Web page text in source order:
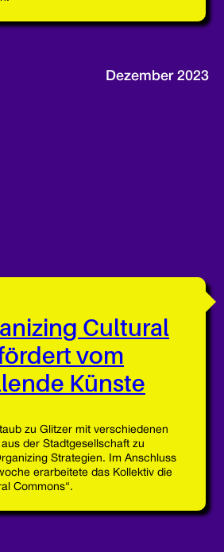
Dezember 2023
Cultural
vom
Künste
zu Glitzer mit verschiedenen
der Stadtgesellschaft zu
Strategien. Im Anschluss
erarbeitete das Kollektiv die
Commons“.